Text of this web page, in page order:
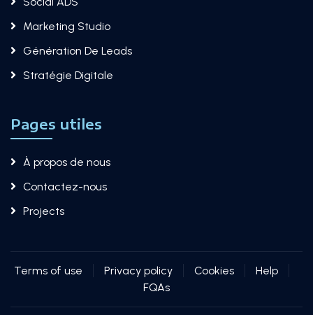
Marketing Studio​
Génération De Leads
Stratégie Digitale
Pages utiles
À propos de nous
Contactez-nous
Projects
Terms of use Privacy policy Cookies
Help
FQAs